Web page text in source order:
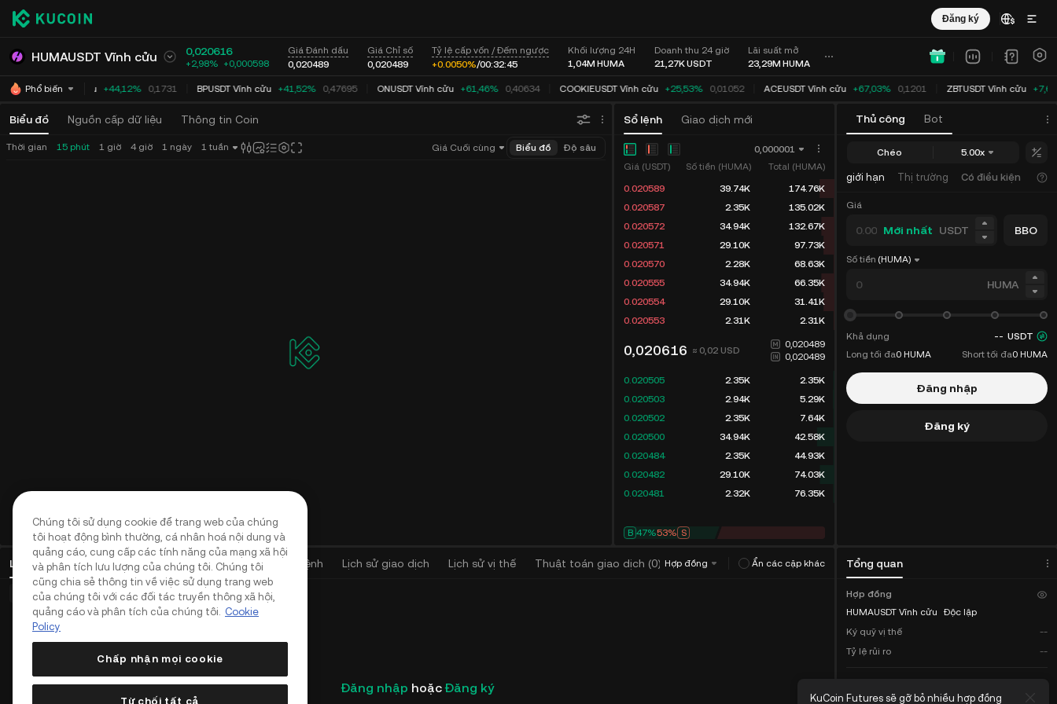
Đăng ký
HUMAUSDT Vĩnh cửu 0,020616
+2,98% +0,000598
Giá Đánh dấu
0,020489
Giá Chỉ số
0,020489
Tỷ lệ cấp vốn / Đếm ngược
+0.0050%/00:32:45
Khối lượng 24H
1,04M HUMA
Doanh thu 24 giờ
21,27KUSDT
Lãi suất mở
23,29M HUMA
Phổ biến
STGUSDT Vĩnh cửu +44,12% 0,1731 BPUSDT Vĩnh cửu +41,52% 0,47695 ONUSDT Vĩnh cửu +61,46% 0,40634 COOKIEUSDT Vĩnh cửu +25,53% 0,01052 ACEUSDT Vĩnh cửu +67,03% 0,1201 ZBTUSDT Vĩnh cửu
Biểu đồ Nguồn cấp dữ liệu Thông tin Coin Sổ lệnh Giao dịch mới
Lệnh giao dịch mở( 0) Vị thế (0) Tài sản Lịch sử Lệnh Lịch sử giao dịch Lịch sử vị thế Thuật toán giao dịch (0) Hợp đồng Ẩn các cặp khác
Thủ công Bot
Tổng quan
Thời gian 15 phút 1 giờ 4 giờ 1 ngày 1 tuần Giá Cuối cùng Biểu đồ Độ sâu
0,000001
Giá (USDT)
Số tiền (HUMA)
Total (HUMA)
0.020589
39.74K
174.76K
0.020587
2.35K
135.02K
0.020572
34.94K
132.67K
0.020571
29.10K
97.73K
0.020570
2.28K
68.63K
0.020555
34.94K
66.35K
0.020554
29.10K
31.41K
0.020553
2.31K 2.31K
0,020616 ≈ 0,02 USD
0,020489
0,020489
0.020505 2.35K
2.35K
0.020503
2.94K
5.29K
0.020502
2.35K
7.64K
0.020500
34.94K
42.58K
0.020484
2.35K
44.93K
0.020482
29.10K
74.03K
0.020481
2.32K 76.35K
B 47%53% S
Lệnh cơ bản (0) Lệnh đặt trước (0) Lệnh TWAP (0)
Đăng nhập hoặcĐăng ký
Chéo 5.00x
giới hạn Thị trường Có điều kiện
Giá
Mới nhất USDT BBO
Số tiền (HUMA)
HUMA
Khả dụng -- USDT
Long tối đa0 HUMA Short tối đa0 HUMA
Đăng nhập
Đăng ký
Hợp đồng
HUMAUSDT Vĩnh cửu
Độc lập
Ký quỹ vị thế
--
Tỷ lệ rủi ro
--
Chúng tôi sử dụng cookie để trang web của chúng
tôi hoạt động bình thường, cá nhân hoá nội dung và
quảng cáo, cung cấp các tính năng của mạng xã hội
và phân tích lưu lượng của chúng tôi. Chúng tôi
cũng chia sẻ thông tin về việc sử dụng trang web
của chúng tôi với các đối tác truyền thông xã hội,
quảng cáo và phân tích của chúng tôi. Cookie
Policy
Chấp nhận mọi cookie
Từ chối tất cả KuCoin Futures sẽ gỡ bỏ nhiều hợp đồng